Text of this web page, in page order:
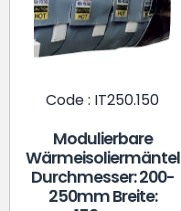
Code : IT250.150
Modulierbare
Wärmeisoliermäntel
Durchmesser: 200-
250mm Breite: